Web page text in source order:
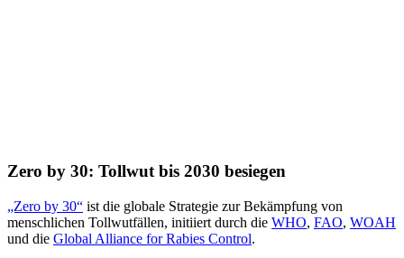
Zero by 30: Tollwut bis 2030 besiegen
„Zero by 30“ ist die globale Strategie zur Bekämpfung von
menschlichen Tollwutfällen, initiiert durch die WHO, FAO, WOAH
und die Global Alliance for Rabies Control.